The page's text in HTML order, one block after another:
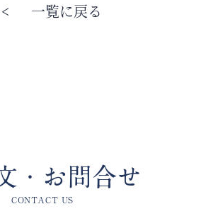
< 一覧に戻る
・お問合せ
CONTACT US